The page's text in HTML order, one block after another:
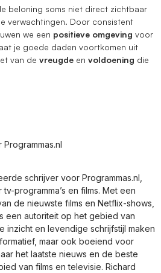
beloning soms niet direct zichtbaar
verwachtingen. Door consistent
we een positieve omgeving voor
je goede daden voortkomen uit
van de vreugde en voldoening die
schrijver voor Programmas.nl,
programma’s en films. Met een
de nieuwste films en Netflix-shows,
een autoriteit op het gebied van
inzicht en levendige schrijfstijl maken
maar ook boeiend voor
het laatste nieuws en de beste
van films en televisie. Richard